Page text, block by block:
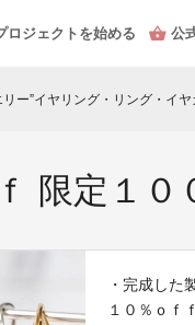
ロジェクトを始める 公
リー”イヤリング・リング・イヤ
限定１
・完成した
１０％ｏｆ